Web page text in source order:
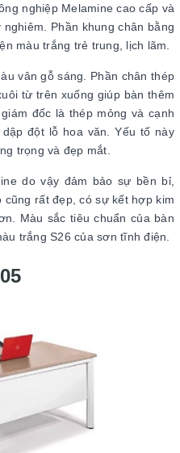
nghiệp Melamine cao cấp và
Phần khung chân bằng
màu trắng trẻ trung, lịch lãm.
vân gỗ sáng. Phần chân thép
từ trên xuống giúp bàn thêm
đốc là thép mỏng và cạnh
đột lỗ hoa văn. Yếu tố này
trọng và đẹp mắt.
do vậy đảm bảo sự bền bỉ,
rất đẹp, có sự kết hợp kim
Màu sắc tiêu chuẩn của bàn
trắng S26 của sơn tĩnh điện.